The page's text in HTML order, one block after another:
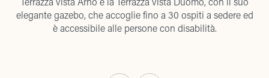
elegante gazebo, che accoglie fino a 30 ospiti a sedere ed
è accessibile alle persone con disabilità.
SALOTTO AD IMMERSIONE SONORA